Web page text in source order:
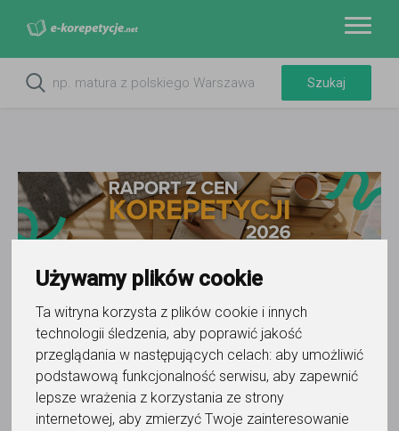
Używamy plików cookie
Ta witryna korzysta z plików cookie i innych
technologii śledzenia, aby poprawić jakość
przeglądania w następujących celach: aby umożliwić
podstawową funkcjonalność serwisu, aby zapewnić
lepsze wrażenia z korzystania ze strony
internetowej, aby zmierzyć Twoje zainteresowanie
Do ulubionych
Oznacz wystąpienie kontaktu